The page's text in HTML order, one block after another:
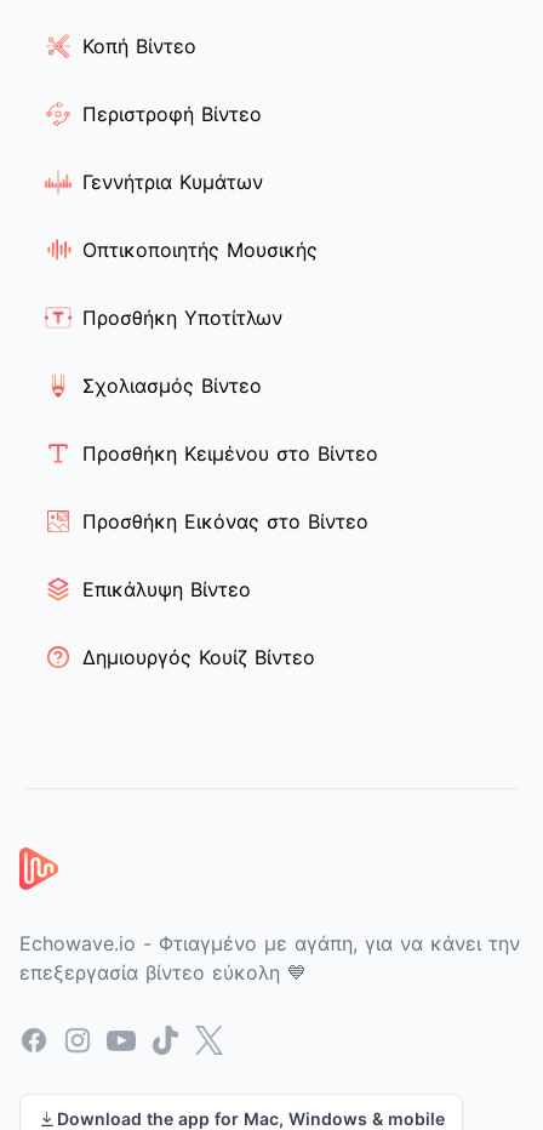
Κοπή Βίντεο
Περιστροφή Βίντεο
Γεννήτρια Κυμάτων
Οπτικοποιητής Μουσικής
Προσθήκη Υποτίτλων
Σχολιασμός Βίντεο
Προσθήκη Κειμένου στο Βίντεο
Προσθήκη Εικόνας στο Βίντεο
Επικάλυψη Βίντεο
Δημιουργός Κουίζ Βίντεο
Echowave.io - Φτιαγμένο με αγάπη, για να κάνει την
επεξεργασία βίντεο εύκολη 💙
Facebook
InstagramYouTubeTikTok
X
Download the app for Mac, Windows & mobile